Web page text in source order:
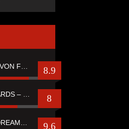
8.9
REVIEW: CRUSADE OF BARDS – “TALES OF DISTANT WORLDS“ 8
9.6